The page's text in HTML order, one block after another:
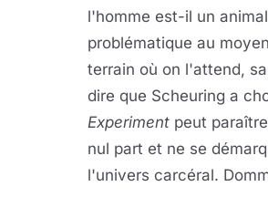
l'homme est-il un
problématique au
terrain où on l'attend,
dire que Scheuring a
Experiment peut
nul part et ne se
l'univers carcéral.